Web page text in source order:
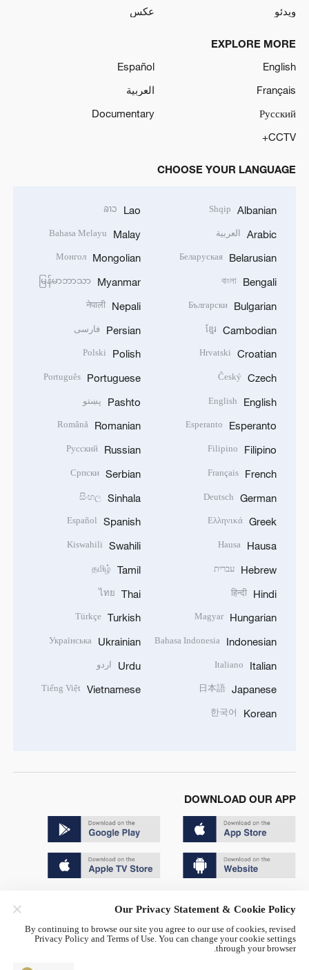
ویدئو
عکس
EXPLORE MORE
English
Español
Français
العربية
Русский
Documentary
CCTV+
CHOOSE YOUR LANGUAGE
Albanian
Shqip
Arabic العربية
Belarusian
Беларуская
Bengali
বাংলা
Bulgarian
Български
Cambodian
ខ្មែរ
Croatian
Hrvatski
Czech
Český
English
English
Esperanto
Esperanto
Filipino
Filipino
French
Français
German
Deutsch
Greek
Ελληνικά
Hausa
Hausa
Hebrew עברית
Hindi
हिन्दी
Hungarian
Magyar
Indonesian
Bahasa Indonesia
Italian
Italiano
Japanese
日本語
Korean
한국어
Lao
ລາວ
Malay
Bahasa Melayu
Mongolian
Монгол
Myanmar
မြန်မာဘာသာ
Nepali
नेपाली
Persian فارسی
Polish
Polski
Portuguese
Português
Pashto پښتو
Romanian
Română
Russian
Русский
Serbian
Српски
Sinhala
සිංහල
Spanish
Español
Swahili
Kiswahili
Tamil
தமிழ்
Thai
ไทย
Turkish
Türkçe
Ukrainian
Українська
Urdu اردو
Vietnamese
Tiếng Việt
DOWNLOAD OUR APP
京公网安备 11010502050052号
Our Privacy Statement & Cookie Policy
By continuing to browse our site you agree to our use of cookies, revised
Privacy Policy and Terms of Use. You can change your cookie settings
through your browser.